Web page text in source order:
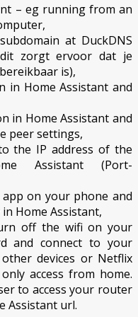
– eg running from an
at DuckDNS
dit zorgt ervoor dat je
is),
in Home Assistant and
in Home Assistant and
peer settings,
the IP address of the
Assistant (Port-
on your phone and
in Home Assistant,
off the wifi on your
and connect to your
devices or Netflix
access from home.
to access your router
Assistant url.